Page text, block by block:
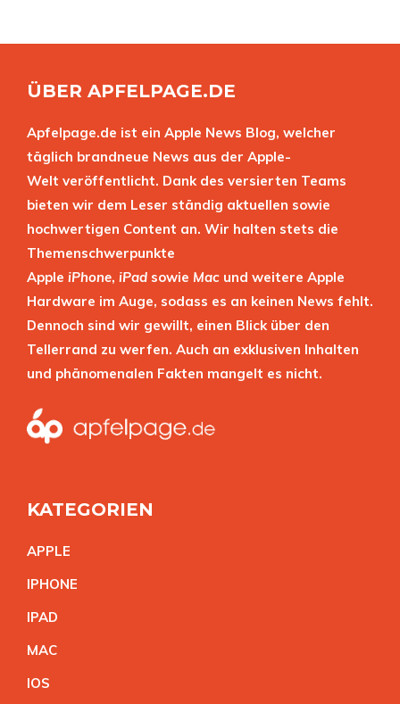
ÜBER APFELPAGE.DE
Apfelpage.de ist ein Apple News Blog, welcher
täglich brandneue News aus der Apple-
Welt veröffentlicht. Dank des versierten Teams
bieten wir dem Leser ständig aktuellen sowie
hochwertigen Content an. Wir halten stets die
Themenschwerpunkte
Apple iPhone, iPad sowie Mac und weitere Apple
Hardware im Auge, sodass es an keinen News fehlt.
Dennoch sind wir gewillt, einen Blick über den
Tellerrand zu werfen. Auch an exklusiven Inhalten
und phänomenalen Fakten mangelt es nicht.
KATEGORIEN
APPLE
IPHONE
IPAD
MAC
IOS